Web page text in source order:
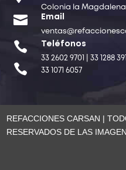
Colonia la
 Email
 Teléfonos
33 2602 9701 | 33 1288
 33 1071 6057
REFACCIONES CARSAN |
RESERVADOS DE LAS